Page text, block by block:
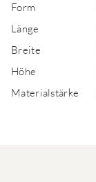
Form
Länge
Breite
Höhe
Materialstärke